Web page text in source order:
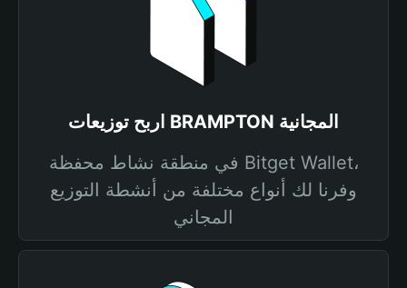
اربح توزيعات BRAMPTON المجانية
في منطقة نشاط محفظة Bitget Wallet،
وفرنا لك أنواع مختلفة من أنشطة التوزيع
المجاني